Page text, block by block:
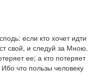
если кто хочет идти
свой, и следуй за Мною.
ее; а кто потеряет
что пользы человеку